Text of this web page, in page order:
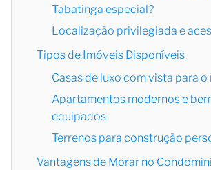
Tabatinga especial?
Localização privilegiada e
Tipos de Imóveis Disponíveis
Casas de luxo com vista para o
Apartamentos modernos e
equipados
Terrenos para construção
Vantagens de Morar no